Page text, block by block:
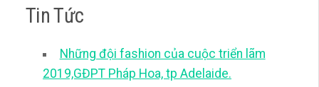
Tin Tức
Những đội fashion của cuộc triển lãm
2019,GĐPT Pháp Hoa, tp Adelaide.